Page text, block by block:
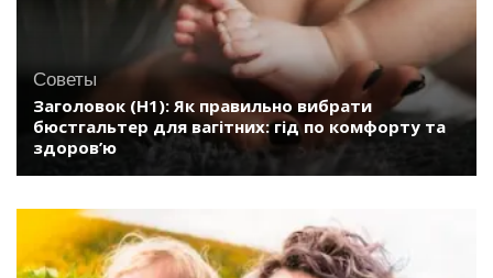
Советы
Заголовок (H1): Як правильно вибрати
бюстгальтер для вагітних: гід по комфорту та
здоров’ю